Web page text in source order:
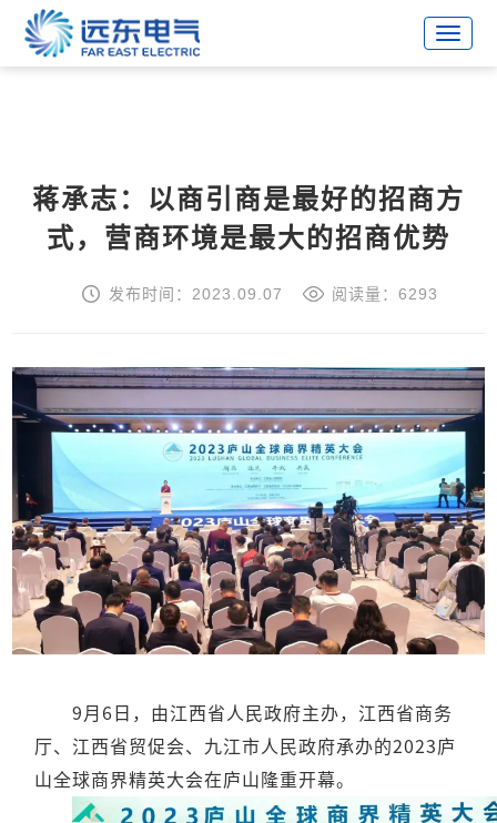
战略合作伙伴
蒋承志：以商引商是最好的招商方
式，营商环境是最大的招商优势
发布时间：2023.09.07 阅读量：6293
9月6日，由江西省人民政府主办，江西省商务
厅、江西省贸促会、九江市人民政府承办的2023庐
山全球商界精英大会在庐山隆重开幕。